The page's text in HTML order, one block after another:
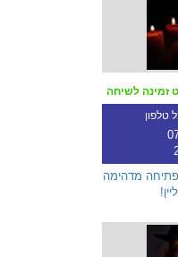
זמינה לשיחה
טלפון
מדהימה